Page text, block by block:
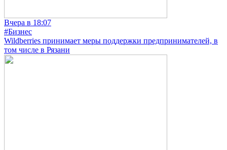
Вчера в 18:07
#Бизнес
Wildberries принимает меры поддержки предпринимателей, в
том числе в Рязани